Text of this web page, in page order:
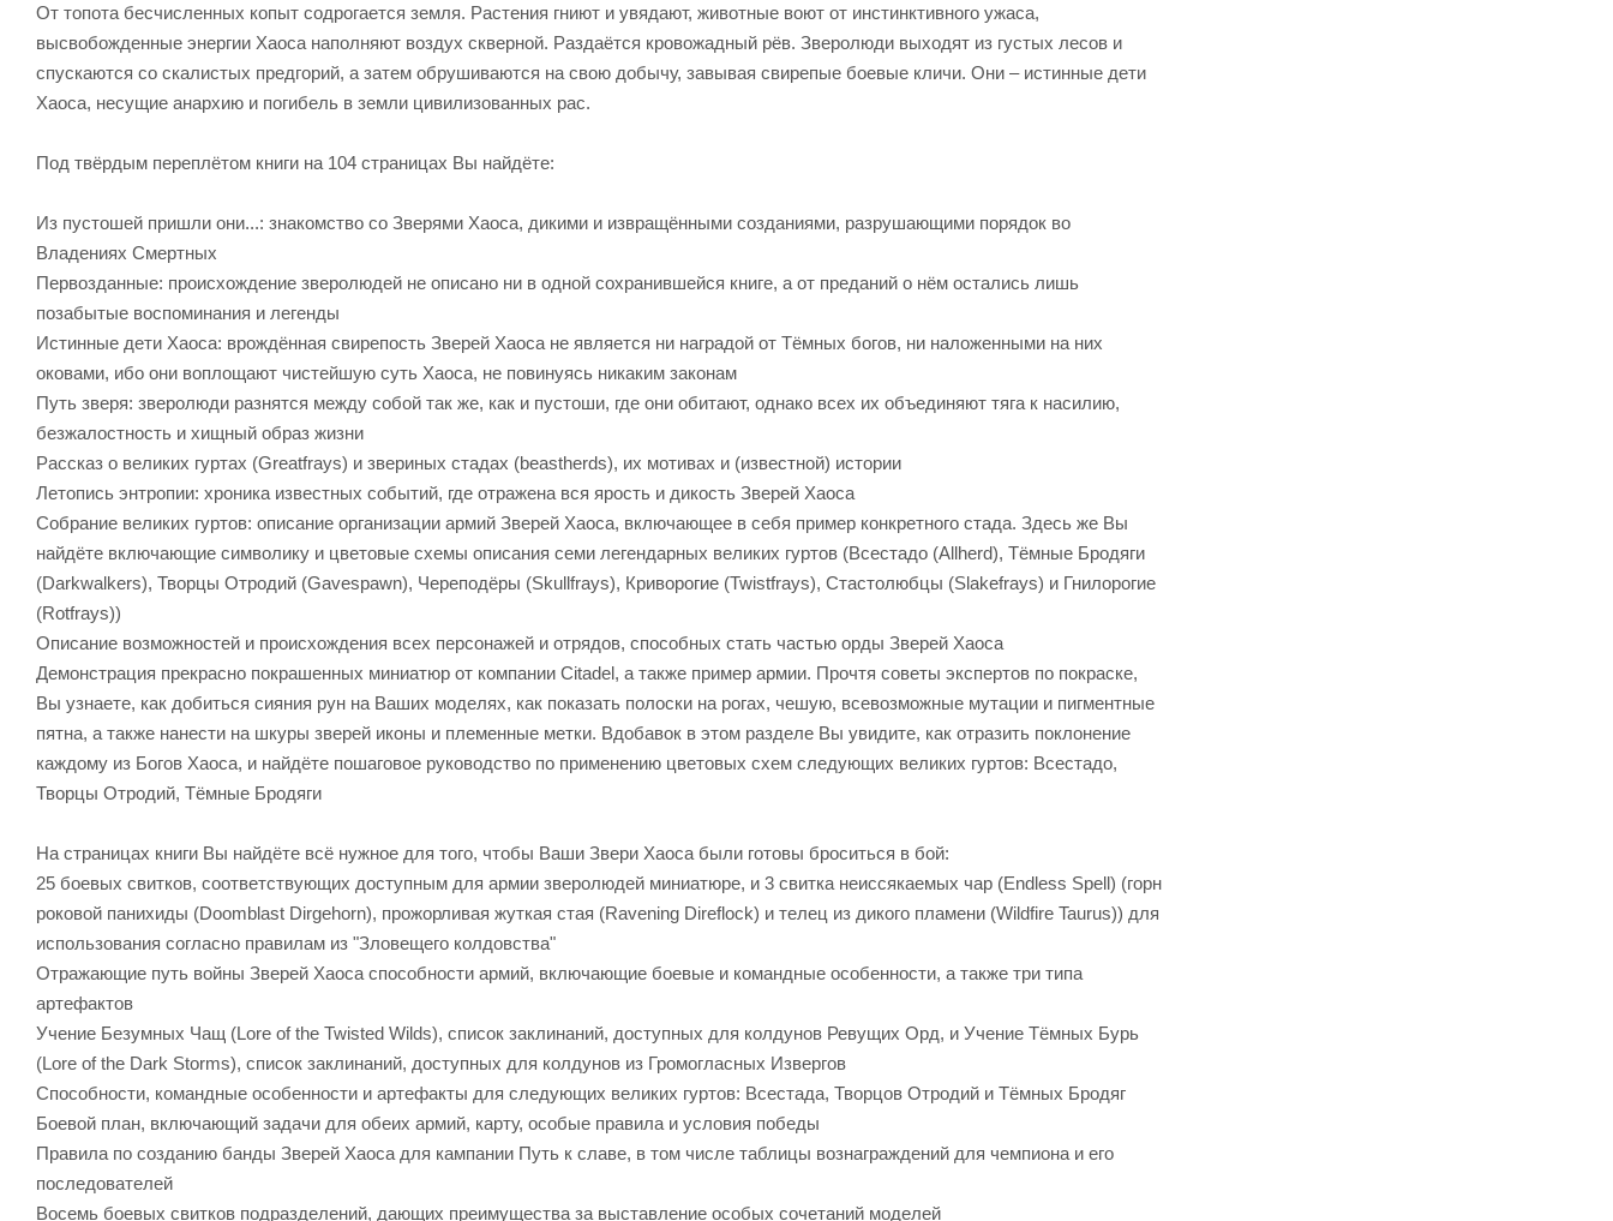
От топота бесчисленных копыт содрогается земля. Растения гниют и увядают, животные воют от инстинктивного ужаса,
высвобожденные энергии Хаоса наполняют воздух скверной. Раздаётся кровожадный рёв. Зверолюди выходят из густых лесов и
спускаются со скалистых предгорий, а затем обрушиваются на свою добычу, завывая свирепые боевые кличи. Они – истинные дети
Хаоса, несущие анархию и погибель в земли цивилизованных рас.
Под твёрдым переплётом книги на 104 страницах Вы найдёте:
Из пустошей пришли они...: знакомство со Зверями Хаоса, дикими и извращёнными созданиями, разрушающими порядок во
Владениях Смертных
Первозданные: происхождение зверолюдей не описано ни в одной сохранившейся книге, а от преданий о нём остались лишь
позабытые воспоминания и легенды
Истинные дети Хаоса: врождённая свирепость Зверей Хаоса не является ни наградой от Тёмных богов, ни наложенными на них
оковами, ибо они воплощают чистейшую суть Хаоса, не повинуясь никаким законам
Путь зверя: зверолюди разнятся между собой так же, как и пустоши, где они обитают, однако всех их объединяют тяга к насилию,
безжалостность и хищный образ жизни
Рассказ о великих гуртах (Greatfrays) и звериных стадах (beastherds), их мотивах и (известной) истории
Летопись энтропии: хроника известных событий, где отражена вся ярость и дикость Зверей Хаоса
Собрание великих гуртов: описание организации армий Зверей Хаоса, включающее в себя пример конкретного стада. Здесь же Вы
найдёте включающие символику и цветовые схемы описания семи легендарных великих гуртов (Всестадо (Allherd), Тёмные Бродяги
(Darkwalkers), Творцы Отродий (Gavespawn), Череподёры (Skullfrays), Криворогие (Twistfrays), Стастолюбцы (Slakefrays) и Гнилорогие
(Rotfrays))
Описание возможностей и происхождения всех персонажей и отрядов, способных стать частью орды Зверей Хаоса
Демонстрация прекрасно покрашенных миниатюр от компании Citadel, а также пример армии. Прочтя советы экспертов по покраске,
Вы узнаете, как добиться сияния рун на Ваших моделях, как показать полоски на рогах, чешую, всевозможные мутации и пигментные
пятна, а также нанести на шкуры зверей иконы и племенные метки. Вдобавок в этом разделе Вы увидите, как отразить поклонение
каждому из Богов Хаоса, и найдёте пошаговое руководство по применению цветовых схем следующих великих гуртов: Всестадо,
Творцы Отродий, Тёмные Бродяги
На страницах книги Вы найдёте всё нужное для того, чтобы Ваши Звери Хаоса были готовы броситься в бой:
25 боевых свитков, соответствующих доступным для армии зверолюдей миниатюре, и 3 свитка неиссякаемых чар (Endless Spell) (горн
роковой панихиды (Doomblast Dirgehorn), прожорливая жуткая стая (Ravening Direflock) и телец из дикого пламени (Wildfire Taurus)) для
использования согласно правилам из "Зловещего колдовства"
Отражающие путь войны Зверей Хаоса способности армий, включающие боевые и командные особенности, а также три типа
артефактов
Учение Безумных Чащ (Lore of the Twisted Wilds), список заклинаний, доступных для колдунов Ревущих Орд, и Учение Тёмных Бурь
(Lore of the Dark Storms), список заклинаний, доступных для колдунов из Громогласных Извергов
Способности, командные особенности и артефакты для следующих великих гуртов: Всестада, Творцов Отродий и Тёмных Бродяг
Боевой план, включающий задачи для обеих армий, карту, особые правила и условия победы
Правила по созданию банды Зверей Хаоса для кампании Путь к славе, в том числе таблицы вознаграждений для чемпиона и его
последователей
Восемь боевых свитков подразделений, дающих преимущества за выставление особых сочетаний моделей